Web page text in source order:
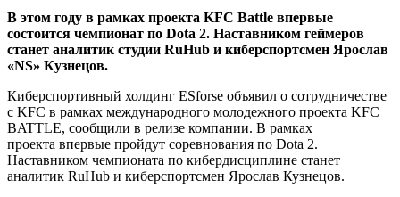
В этом году в рамках проекта KFC Battle впервые
состоится чемпионат по Dota 2. Наставником геймеров
станет аналитик студии RuHub и киберспортсмен Ярослав
«NS» Кузнецов.
Киберспортивный холдинг ESforse объявил о сотрудничестве
с KFC в рамках международного молодежного проекта KFC
BATTLE, сообщили в релизе компании. В рамках
проекта впервые пройдут соревнования по Dota 2.
Наставником чемпионата по кибердисциплине станет
аналитик RuHub и киберспортсмен Ярослав Кузнецов.